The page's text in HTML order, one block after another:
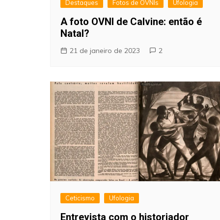
Destaques Fotos de OVNIs Ufologia
A foto OVNI de Calvine: então é
Natal?
21 de janeiro de 2023 2
Ceticismo Ufologia
Entrevista com o historiador